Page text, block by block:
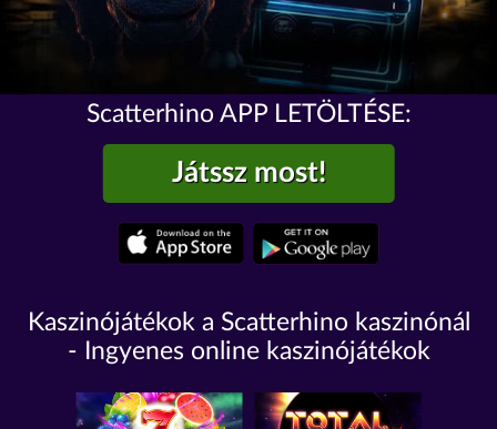
Scatterhino APP LETÖLTÉSE:
Játssz most!
Kaszinójátékok a Scatterhino kaszinónál
- Ingyenes online kaszinójátékok